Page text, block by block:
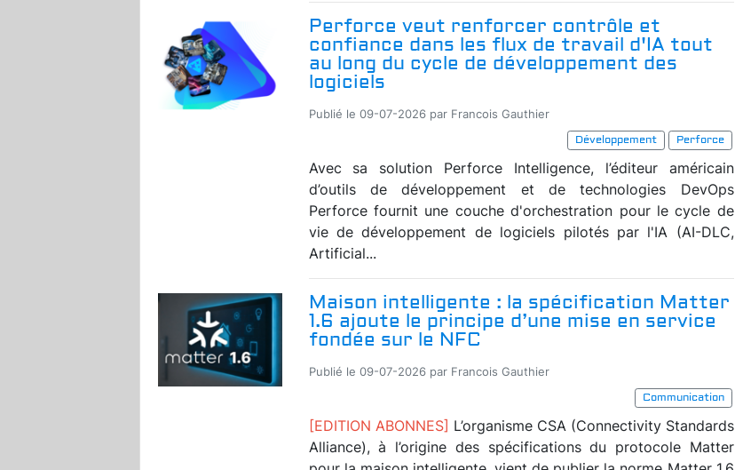
Perforce veut renforcer contrôle et
confiance dans les flux de travail d'IA tout
au long du cycle de développement des
logiciels
Publié le 09-07-2026 par Francois Gauthier
Développement
Perforce
Avec sa solution Perforce Intelligence, l’éditeur américain
d’outils de développement et de technologies DevOps
Perforce fournit une couche d'orchestration pour le cycle de
vie de développement de logiciels pilotés par l'IA (AI-DLC,
Artificial...
Maison intelligente : la spécification Matter
1.6 ajoute le principe d’une mise en service
fondée sur le NFC
Publié le 09-07-2026 par Francois Gauthier
Communication
[EDITION ABONNES] L’organisme CSA (Connectivity Standards
Alliance), à l’origine des spécifications du protocole Matter